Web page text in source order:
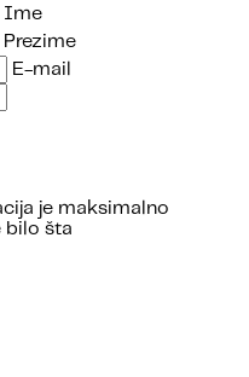
Ime
Prezime
E-mail
je maksimalno
bilo šta